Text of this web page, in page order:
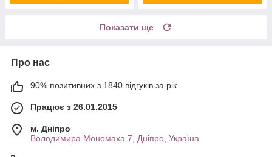
Показати ще
Про нас
90% позитивних з 1840 відгуків за рік
Працює з 26.01.2015
м. Дніпро
Володимира Мономаха 7, Дніпро, Україна